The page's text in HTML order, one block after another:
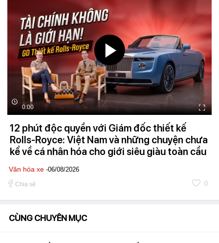
0:00
12 phút độc quyền với Giám đốc thiết kế
Rolls-Royce: Việt Nam và những chuyện chưa
kể về cá nhân hóa cho giới siêu giàu toàn cầu
Văn hóa xe -06/08/2026
Chia sẻ 0
CÙNG CHUYÊN MỤC